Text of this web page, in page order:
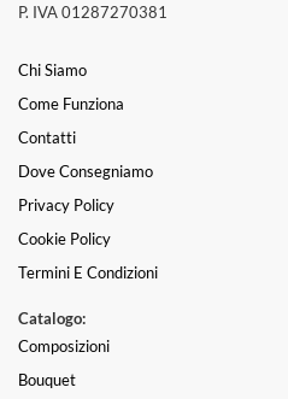
P. IVA 01287270381
Chi Siamo
Come Funziona
Contatti
Dove Consegniamo
Privacy Policy
Cookie Policy
Termini E Condizioni
Catalogo:
Composizioni
Bouquet